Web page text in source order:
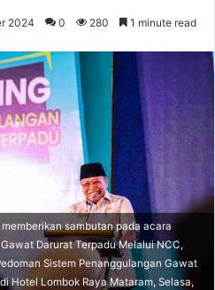
2024 0 280 1 minute read
sambutan pada acara
Darurat Terpadu Melalui NCC,
Sistem Penanggulangan Gawat
Hotel Lombok Raya Mataram, Selasa,